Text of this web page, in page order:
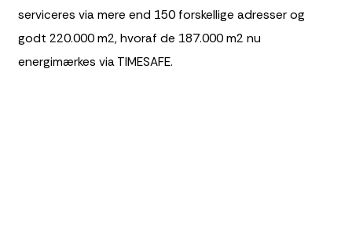
serviceres via mere end 150 forskellige adresser og
godt 220.000 m2, hvoraf de 187.000 m2 nu
energimærkes via TIMESAFE.